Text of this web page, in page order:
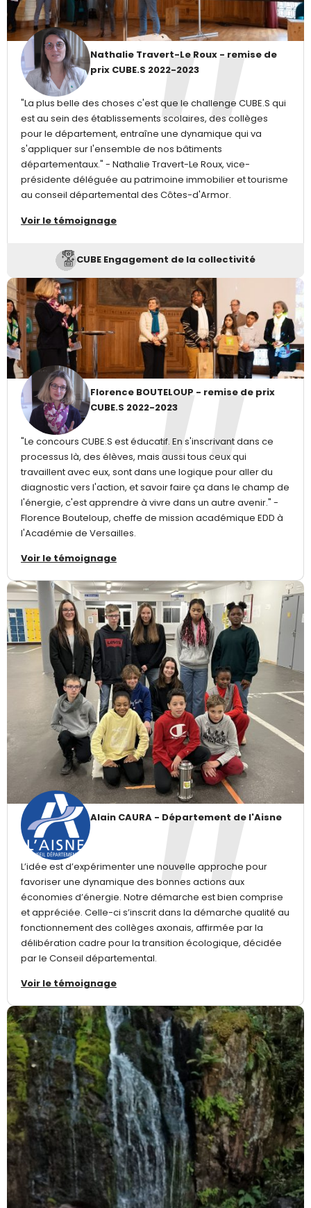
Nathalie Travert-Le Roux - remise de
prix CUBE.S 2022-2023
"La plus belle des choses c'est que le challenge CUBE.S qui
est au sein des établissements scolaires, des collèges
pour le département, entraîne une dynamique qui va
s'appliquer sur l'ensemble de nos bâtiments
départementaux." - Nathalie Travert-Le Roux, vice-
présidente déléguée au patrimoine immobilier et tourisme
au conseil départemental des Côtes-d'Armor.
Voir le témoignage
CUBE Engagement de la collectivité
Florence BOUTELOUP - remise de prix
CUBE.S 2022-2023
"Le concours CUBE.S est éducatif. En s'inscrivant dans ce
processus là, des élèves, mais aussi tous ceux qui
travaillent avec eux, sont dans une logique pour aller du
diagnostic vers l'action, et savoir faire ça dans le champ de
l'énergie, c'est apprendre à vivre dans un autre avenir." -
Florence Bouteloup, cheffe de mission académique EDD à
l'Académie de Versailles.
Voir le témoignage
Alain CAURA - Département de l'Aisne
L’idée est d’expérimenter une nouvelle approche pour
favoriser une dynamique des bonnes actions aux
économies d’énergie. Notre démarche est bien comprise
et appréciée. Celle-ci s’inscrit dans la démarche qualité au
fonctionnement des collèges axonais, affirmée par la
délibération cadre pour la transition écologique, décidée
par le Conseil départemental.
Voir le témoignage